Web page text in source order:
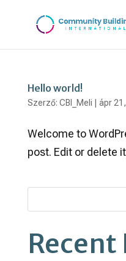
Hello world!
Szerző: CBI_Meli ápr
Welcome to
post. Edit or delete
Recent